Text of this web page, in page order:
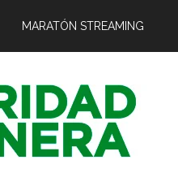
MARATÓN STREAMING